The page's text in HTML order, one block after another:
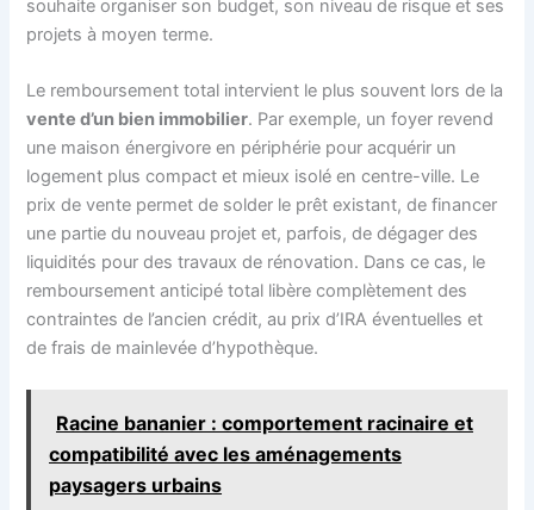
souhaite organiser son budget, son niveau de risque et ses
projets à moyen terme.
Le remboursement total intervient le plus souvent lors de la
vente d’un bien immobilier. Par exemple, un foyer revend
une maison énergivore en périphérie pour acquérir un
logement plus compact et mieux isolé en centre-ville. Le
prix de vente permet de solder le prêt existant, de financer
une partie du nouveau projet et, parfois, de dégager des
liquidités pour des travaux de rénovation. Dans ce cas, le
remboursement anticipé total libère complètement des
contraintes de l’ancien crédit, au prix d’IRA éventuelles et
de frais de mainlevée d’hypothèque.
Racine bananier : comportement racinaire et
compatibilité avec les aménagements
paysagers urbains